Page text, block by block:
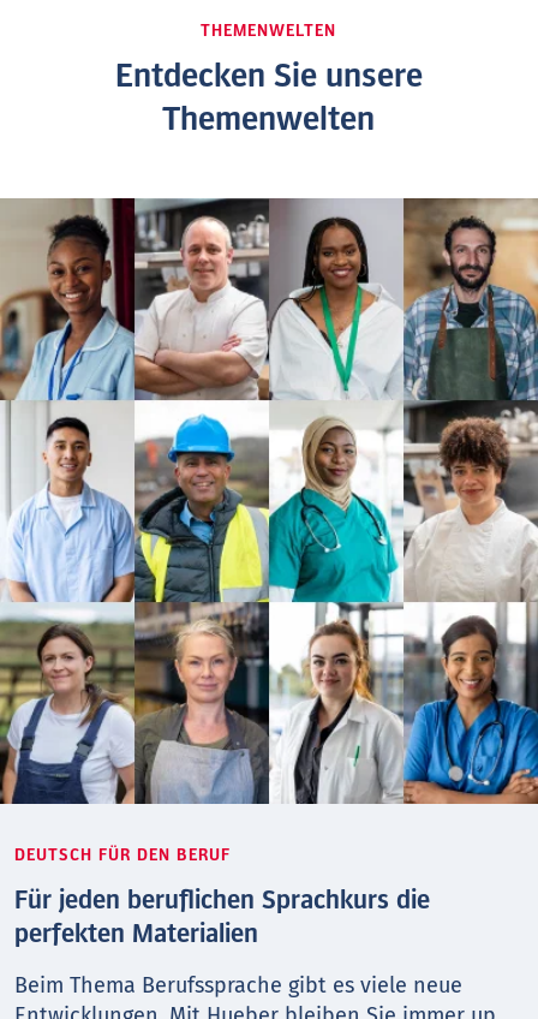
THEMENWELTEN
Entdecken Sie unsere
Themenwelten
DEUTSCH FÜR DEN BERUF
Für jeden beruflichen Sprachkurs die
perfekten Materialien
Beim Thema Berufs­sprache gibt es viele neue